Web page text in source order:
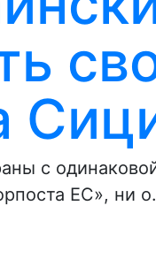
с
ЕС», ни